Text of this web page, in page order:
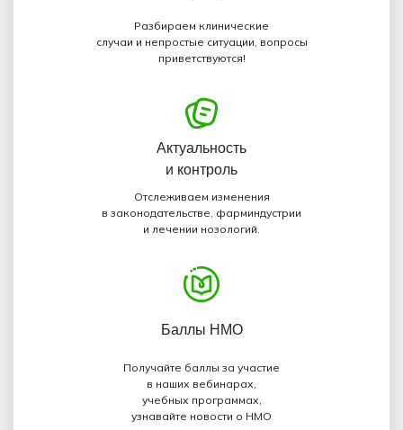
Разбираем клинические
случаи и непростые ситуации, вопросы
приветствуются!
Актуальность
и контроль
Отслеживаем изменения
в законодательстве, фарминдустрии
и лечении нозологий.
Баллы НМО
Получайте баллы за участие
в наших вебинарах,
учебных программах,
узнавайте новости о НМО